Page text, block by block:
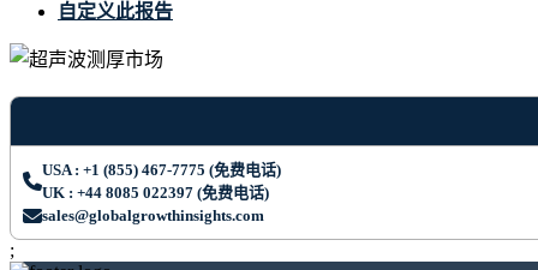
自定义此报告
USA : +1 (855) 467-7775 (免费电话)
UK : +44 8085 022397 (免费电话)
sales@globalgrowthinsights.com
;